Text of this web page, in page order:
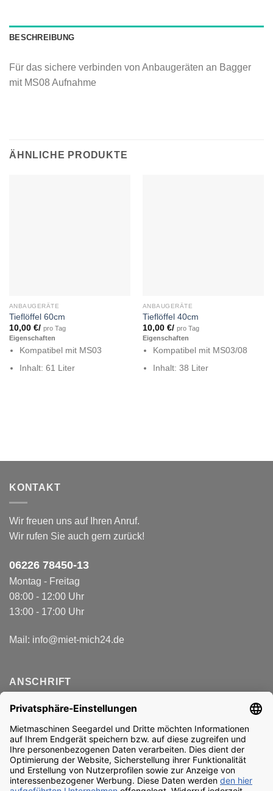
BESCHREIBUNG
Für das sichere verbinden von Anbaugeräten an Bagger
mit MS08 Aufnahme
ÄHNLICHE PRODUKTE
ANBAUGERÄTE
Tieflöffel 60cm
10,00 €/ pro Tag
Eigenschaften
Kompatibel mit MS03
Inhalt: 61 Liter
ANBAUGERÄTE
Tieflöffel 40cm
10,00 €/ pro Tag
Eigenschaften
Kompatibel mit MS03/08
Inhalt: 38 Liter
KONTAKT
Wir freuen uns auf Ihren Anruf.
Wir rufen Sie auch gern zurück!
06226 78450-13
Montag - Freitag
08:00 - 12:00 Uhr
13:00 - 17:00 Uhr
Mail: info@miet-mich24.de
ANSCHRIFT
Seegardel Produktions-und Vertriebs GmbH
Spitzäcker 1
74931 Lobbach